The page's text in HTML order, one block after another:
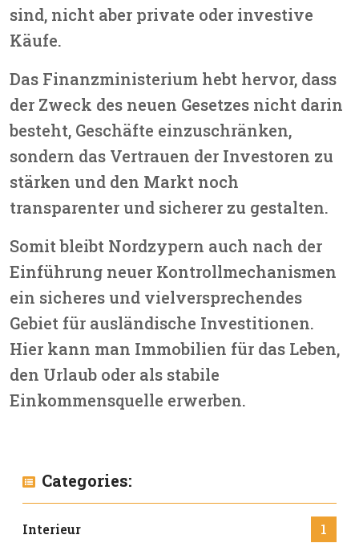
sind, nicht aber private oder investive
Käufe.
Das Finanzministerium hebt hervor, dass
der Zweck des neuen Gesetzes nicht darin
besteht, Geschäfte einzuschränken,
sondern das Vertrauen der Investoren zu
stärken und den Markt noch
transparenter und sicherer zu gestalten.
Somit bleibt Nordzypern auch nach der
Einführung neuer Kontrollmechanismen
ein sicheres und vielversprechendes
Gebiet für ausländische Investitionen.
Hier kann man Immobilien für das Leben,
den Urlaub oder als stabile
Einkommensquelle erwerben.
Categories:
Interieur 1